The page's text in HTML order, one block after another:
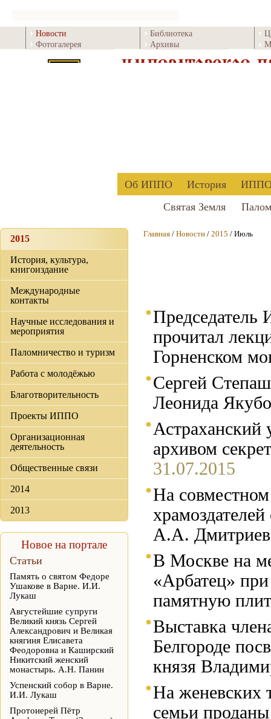
Новости
Фотогалерея
Библиотека
Архивы
Об ИППО История
ИППО
Святая Земля
2015
История, культура,
книгоиздание
Международные
контакты
Научные исследования и
мероприятия
Паломничество и туризм
Работа с молодёжью
Благотворительность
Проекты ИППО
Организационная
деятельность
Общественные связи
2014
2013
Новое на портале
Статьи
Память о святом Федоре
Ушакове в Варне. И.И.
Лукаш
Августейшие супруги
Великий князь Сергей
Александрович и Великая
княгиня Елисавета
Феодоровна и Каширский
Никитский женский
монастырь. А.Н. Панин
Успенский собор в Варне.
И.И. Лукаш
Протоиерей Пётр
Главная / Новости / 2015 / Июль
Председатель
прочитал
Горненском
Сергей
Леонида
Астраханский
архивом
31.07.2015
На
А.А.
В Москве на
«Арбатец»
памятную
Выставка
Белгороде
князя
На женевских
семьи